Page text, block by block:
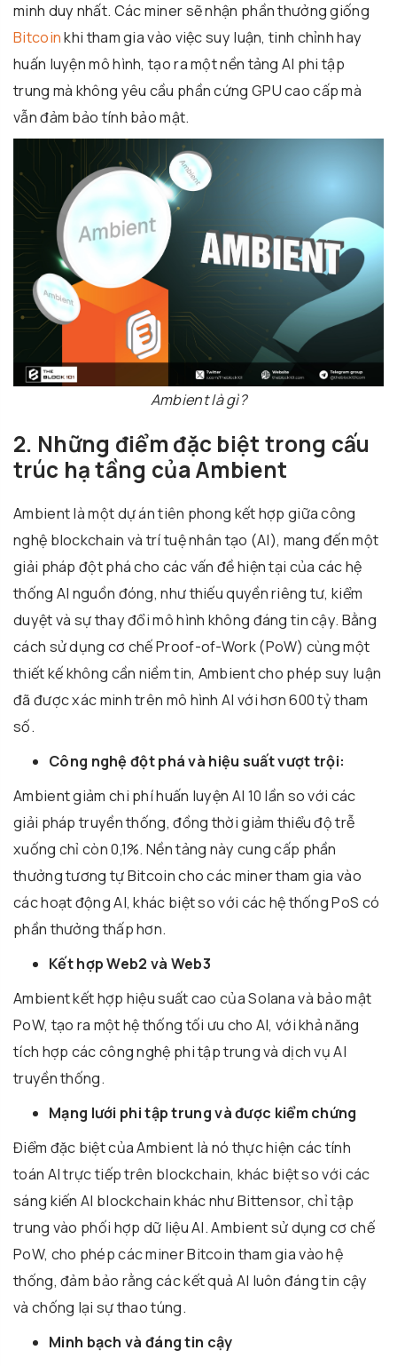
minh duy nhất. Các miner sẽ nhận phần thưởng giống
Bitcoinkhi tham gia vào việc suy luận, tinh chỉnh hay
huấn luyện mô hình, tạo ra một nền tảng AI phi tập
trung mà không yêu cầu phần cứng GPU cao cấp mà
vẫn đảm bảo tính bảo mật.
Ambient là gì?
2. Những điểm đặc biệt trong cấu
trúc hạ tầng của Ambient
Ambient là một dự án tiên phong kết hợp giữa công
nghệ blockchain và trí tuệ nhân tạo (AI), mang đến một
giải pháp đột phá cho các vấn đề hiện tại của các hệ
thống AI nguồn đóng, như thiếu quyền riêng tư, kiểm
duyệt và sự thay đổi mô hình không đáng tin cậy. Bằng
cách sử dụng cơ chế Proof-of-Work (PoW) cùng một
thiết kế không cần niềm tin, Ambient cho phép suy luận
đã được xác minh trên mô hình AI với hơn 600 tỷ tham
số.
Công nghệ đột phá và hiệu suất vượt trội:
Ambient giảm chi phí huấn luyện AI 10 lần so với các
giải pháp truyền thống, đồng thời giảm thiểu độ trễ
xuống chỉ còn 0,1%. Nền tảng này cung cấp phần
thưởng tương tự Bitcoin cho các miner tham gia vào
các hoạt động AI, khác biệt so với các hệ thống PoS có
phần thưởng thấp hơn.
Kết hợp Web2 và Web3
Ambient kết hợp hiệu suất cao của Solana và bảo mật
PoW, tạo ra một hệ thống tối ưu cho AI, với khả năng
tích hợp các công nghệ phi tập trung và dịch vụ AI
truyền thống.
Mạng lưới phi tập trung và được kiểm chứng
Điểm đặc biệt của Ambient là nó thực hiện các tính
toán AI trực tiếp trên blockchain, khác biệt so với các
sáng kiến AI blockchain khác như Bittensor, chỉ tập
trung vào phối hợp dữ liệu AI. Ambient sử dụng cơ chế
PoW, cho phép các miner Bitcoin tham gia vào hệ
thống, đảm bảo rằng các kết quả AI luôn đáng tin cậy
và chống lại sự thao túng.
Minh bạch và đáng tin cậy